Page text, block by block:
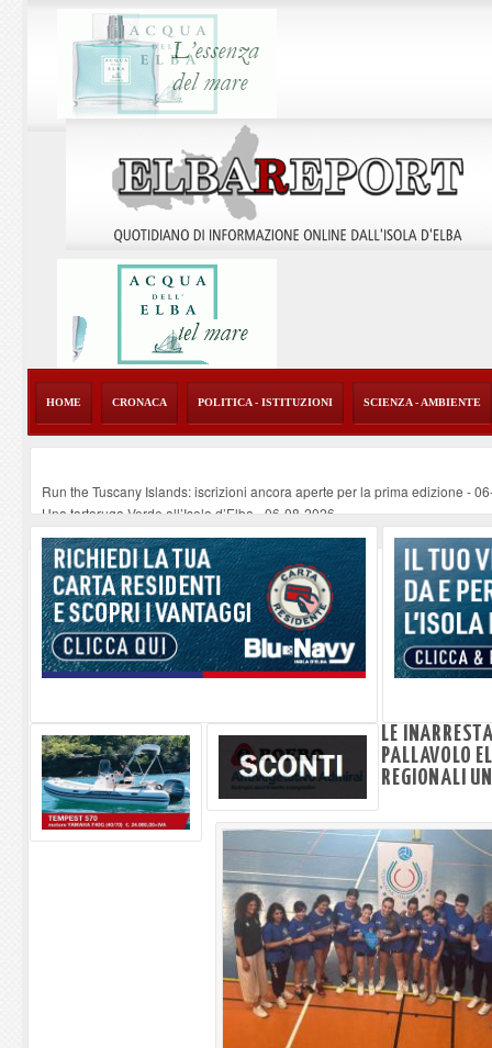
HOME CRONACA POLITICA - ISTITUZIONI SCIENZA - AMBIENTE
Run the Tuscany Islands: iscrizioni ancora aperte per la prima edizione -
Una tartaruga Verde all’Isola d’Elba-06-08-2026
Furgone in fiamme a Capoliveri, illeso il conducente-06-08-2026
Campo: chiusura della biblioteca comunale in occasione del Santo Patrono
A Carpani si apre la Festa di Liberazione: il programma della prima serata-
LE
PALLAVOLO
REGIONALI